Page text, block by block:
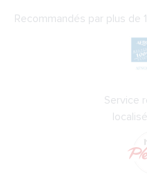
Recommandés par plus
Service